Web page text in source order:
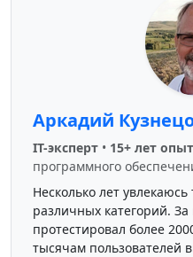
Аркадий
IT-эксперт • 15+ лет
программного
Несколько лет
различных категорий.
протестировал более
тысячам пользователей